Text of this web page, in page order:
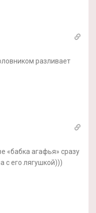
разливает
«бабка агафья» сразу
с его лягушкой)))